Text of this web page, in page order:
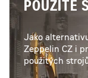
POUŽITÉ
Jako
Zeppelin CZ i
použitých